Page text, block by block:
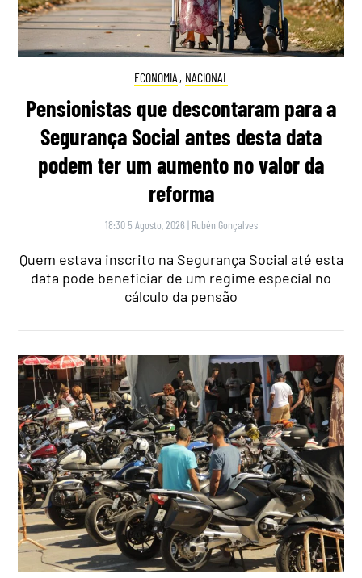
ECONOMIA , NACIONAL
Pensionistas que descontaram para a
Segurança Social antes desta data
podem ter um aumento no valor da
reforma
18:30 5 Agosto, 2026 | Rubén Gonçalves
Quem estava inscrito na Segurança Social até esta
data pode beneficiar de um regime especial no
cálculo da pensão